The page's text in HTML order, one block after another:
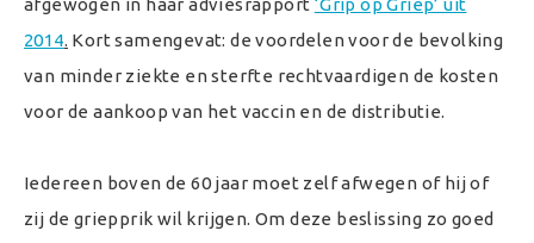
afgewogen in haar adviesrapport ‘Grip op Griep’ uit
2014. Kort samengevat: de voordelen voor de bevolking
van minder ziekte en sterfte rechtvaardigen de kosten
voor de aankoop van het vaccin en de distributie.
Iedereen boven de 60 jaar moet zelf afwegen of hij of
zij de griepprik wil krijgen. Om deze beslissing zo goed